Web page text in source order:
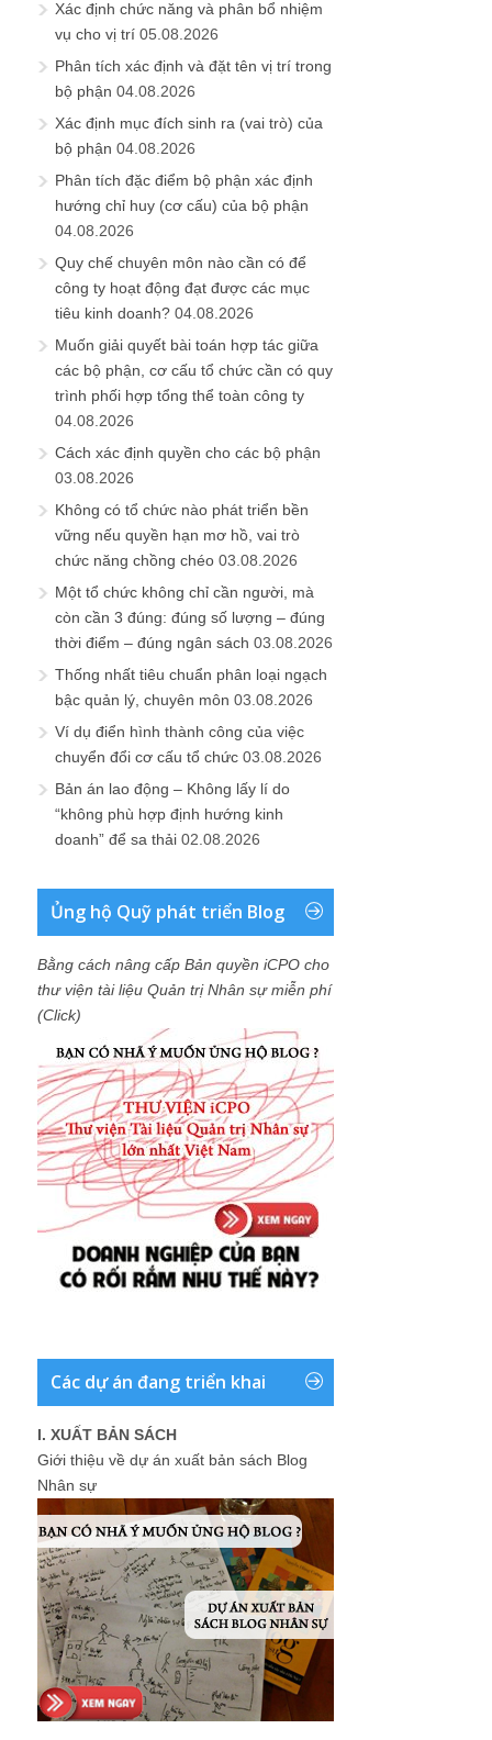
Xác định chức năng và phân bổ nhiệm
vụ cho vị trí 05.08.2026
Phân tích xác định và đặt tên vị trí trong
bộ phận 04.08.2026
Xác định mục đích sinh ra (vai trò) của
bộ phận 04.08.2026
Phân tích đặc điểm bộ phận xác định
hướng chỉ huy (cơ cấu) của bộ phận
04.08.2026
Quy chế chuyên môn nào cần có để
công ty hoạt động đạt được các mục
tiêu kinh doanh? 04.08.2026
Muốn giải quyết bài toán hợp tác giữa
các bộ phận, cơ cấu tổ chức cần có quy
trình phối hợp tổng thể toàn công ty
04.08.2026
Cách xác định quyền cho các bộ phận
03.08.2026
Không có tổ chức nào phát triển bền
vững nếu quyền hạn mơ hồ, vai trò
chức năng chồng chéo 03.08.2026
Một tổ chức không chỉ cần người, mà
còn cần 3 đúng: đúng số lượng – đúng
thời điểm – đúng ngân sách 03.08.2026
Thống nhất tiêu chuẩn phân loại ngạch
bậc quản lý, chuyên môn 03.08.2026
Ví dụ điển hình thành công của việc
chuyển đổi cơ cấu tổ chức 03.08.2026
Bản án lao động – Không lấy lí do
“không phù hợp định hướng kinh
doanh” để sa thải 02.08.2026
Ủng hộ Quỹ phát triển Blog
Bằng cách nâng cấp Bản quyền iCPO cho
thư viện tài liệu Quản trị Nhân sự miễn phí
(Click)
Các dự án đang triển khai
I. XUẤT BẢN SÁCH
Giới thiệu về dự án xuất bản sách Blog
Nhân sự